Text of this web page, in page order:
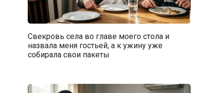
Свекровь села во главе моего стола и
назвала меня гостьей, а к ужину уже
собирала свои пакеты